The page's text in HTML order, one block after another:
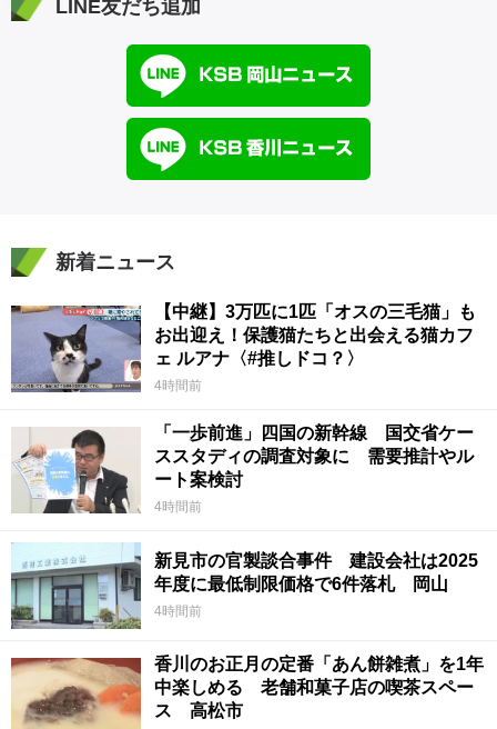
LINE友だち追加
新着ニュース
【中継】3万匹に1匹「オスの三毛猫」も
お出迎え！保護猫たちと出会える猫カフ
ェ ルアナ〈#推しドコ？〉
4時間前
「一歩前進」四国の新幹線 国交省ケー
ススタディの調査対象に 需要推計やル
ート案検討
4時間前
新見市の官製談合事件 建設会社は2025
年度に最低制限価格で6件落札 岡山
4時間前
香川のお正月の定番「あん餅雑煮」を1年
中楽しめる 老舗和菓子店の喫茶スペー
ス 高松市